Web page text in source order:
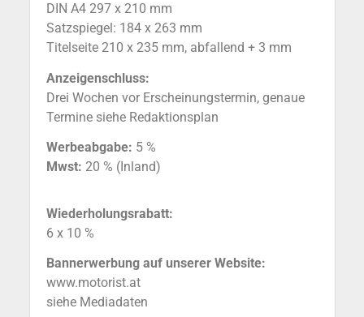
DIN A4 297 x 210 mm
Satzspiegel: 184 x 263 mm
Titelseite 210 x 235 mm, abfallend + 3 mm
Anzeigenschluss:
Drei Wochen vor Erscheinungstermin, genaue
Termine siehe Redaktionsplan
Werbeabgabe: 5 %
Mwst: 20 % (Inland)
Wiederholungsrabatt:
6 x 10 %
Bannerwerbung auf unserer Website:
www.motorist.at
siehe Mediadaten